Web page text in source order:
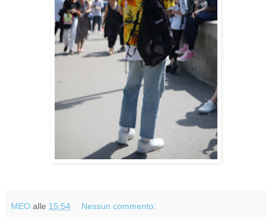
MEO alle 15:54 Nessun commento: